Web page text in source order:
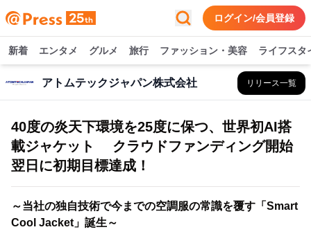
ログイン/会員登録
新着 エンタメ グルメ 旅行 ファッション・美容 ライフスタ
アトムテックジャパン株式会社 リリース一覧
40度の炎天下環境を25度に保つ、世界初AI搭
載ジャケット クラウドファンディング開始
翌日に初期目標達成！
～当社の独自技術で今までの空調服の常識を覆す「Smart
Cool Jacket」誕生～